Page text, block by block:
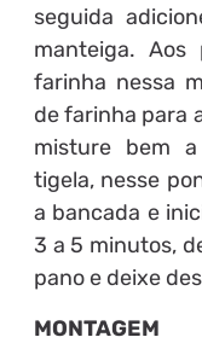
seguida
manteiga. Aos
farinha nessa
de farinha para
misture bem
tigela, nesse
a bancada e
3 a 5 minutos,
pano e deixe
MONTAGEM